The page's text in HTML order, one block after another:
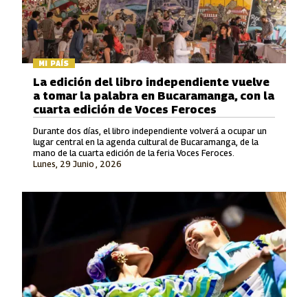
MI PAÍS
Durante dos días, el libro independiente volverá a ocupar un
lugar central en la agenda cultural de Bucaramanga, de la
mano de la cuarta edición de la feria Voces Feroces.
Lunes, 29 Junio , 2026
La edición del libro independiente vuelve
a tomar la palabra en Bucaramanga, con la
cuarta edición de Voces Feroces